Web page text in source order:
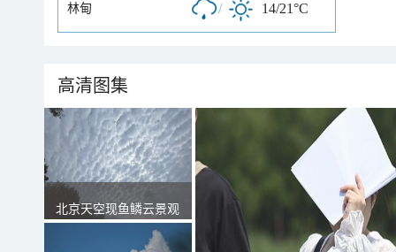
林甸 / 14/21°C
高清图集
北京天空现鱼鳞云景观